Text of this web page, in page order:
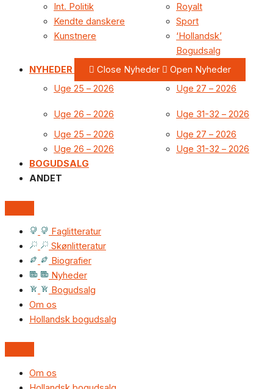
Int. Politik
Kendte danskere
Kunstnere
Royalt
Sport
‘Hollandsk’
Bogudsalg
NYHEDER
Close Nyheder
Open Nyheder
Uge 25 – 2026
Uge 26 – 2026
Uge 27 – 2026
Uge 31-32 – 2026
Uge 25 – 2026
Uge 26 – 2026
Uge 27 – 2026
Uge 31-32 – 2026
BOGUDSALG
ANDET
Faglitteratur
Skønlitteratur
Biografier
Nyheder
Bogudsalg
Om os
Hollandsk bogudsalg
Om os